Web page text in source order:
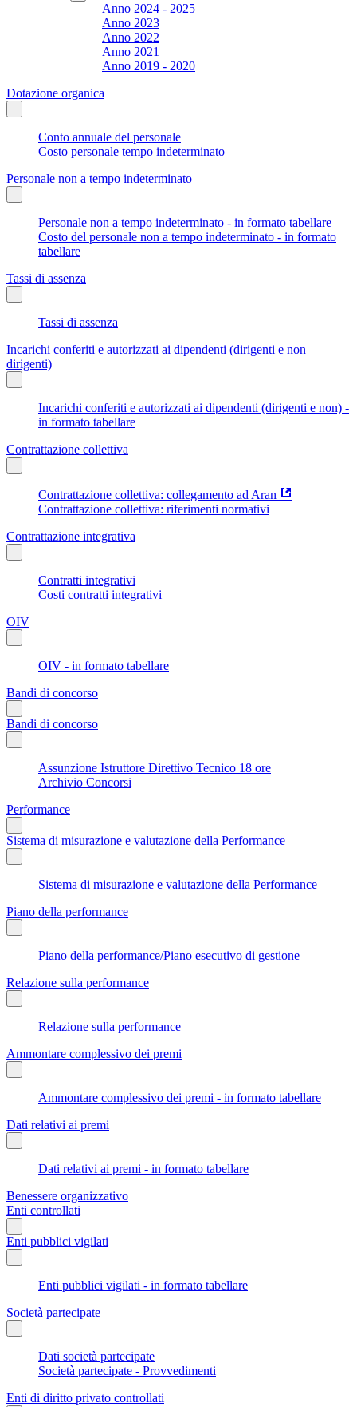
Anno 2024 - 2025
Anno 2023
Anno 2022
Anno 2021
Anno 2019 - 2020
Dotazione organica
Conto annuale del personale
Costo personale tempo indeterminato
Personale non a tempo indeterminato
Personale non a tempo indeterminato - in formato tabellare
Costo del personale non a tempo indeterminato - in formato
tabellare
Tassi di assenza
Tassi di assenza
Incarichi conferiti e autorizzati ai dipendenti (dirigenti e non
dirigenti)
Incarichi conferiti e autorizzati ai dipendenti (dirigenti e non) -
in formato tabellare
Contrattazione collettiva
Contrattazione collettiva: collegamento ad Aran
Contrattazione collettiva: riferimenti normativi
Contrattazione integrativa
Contratti integrativi
Costi contratti integrativi
OIV
OIV - in formato tabellare
Bandi di concorso
Bandi di concorso
Assunzione Istruttore Direttivo Tecnico 18 ore
Archivio Concorsi
Performance
Sistema di misurazione e valutazione della Performance
Sistema di misurazione e valutazione della Performance
Piano della performance
Piano della performance/Piano esecutivo di gestione
Relazione sulla performance
Relazione sulla performance
Ammontare complessivo dei premi
Ammontare complessivo dei premi - in formato tabellare
Dati relativi ai premi
Dati relativi ai premi - in formato tabellare
Benessere organizzativo
Enti controllati
Enti pubblici vigilati
Enti pubblici vigilati - in formato tabellare
Società partecipate
Dati società partecipate
Società partecipate - Provvedimenti
Enti di diritto privato controllati